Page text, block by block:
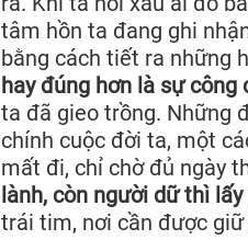
tâm hồn ta đang ghi
bằng cách tiết ra những
hay đúng hơn là sự
ta đã gieo trồng. Những
chính cuộc đời ta, một
mất đi, chỉ chờ đủ ngày
lành, còn người dữ thì
trái tim, nơi cần được